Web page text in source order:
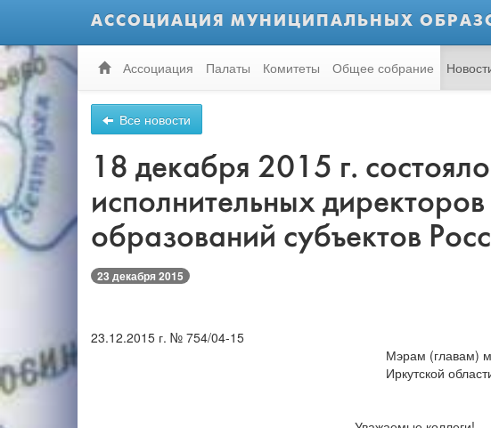
АССОЦИАЦИЯ МУНИЦИПАЛЬНЫХ
Ассоциация Палаты Комитеты Общее собрание
Все новости
18 декабря 2015 г.
исполнительных
образований субъектов
23 декабря 2015
23.12.2015 г. № 754/04-15
Мэрам (главам)
Иркутской